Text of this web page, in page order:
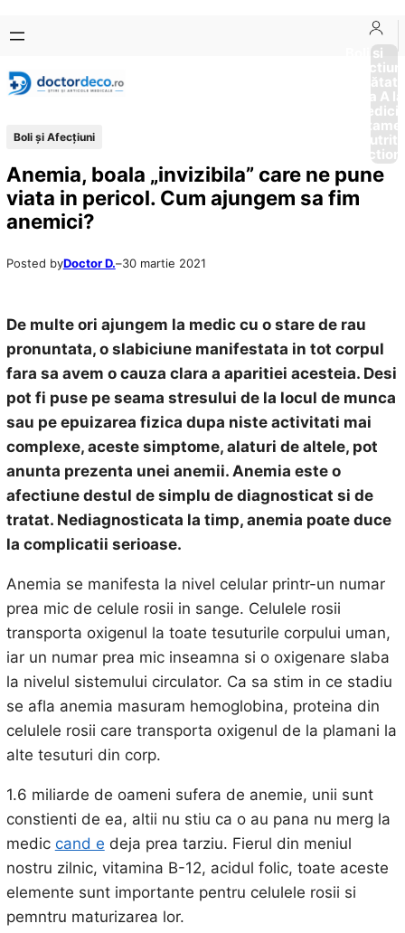
conținut
content
Boli si
Afectiuni
Sănătate
de la A
Boli și Afecțiuni
Anemia, boala „invizibila” care ne pune
viata in pericol. Cum ajungem sa fim
anemici?
Posted byDoctor D.–30 martie 2021
De multe ori ajungem la medic cu o stare de rau
pronuntata, o slabiciune manifestata in tot corpul
fara sa avem o cauza clara a aparitiei acesteia. Desi
pot fi puse pe seama stresului de la locul de munca
sau pe epuizarea fizica dupa niste activitati mai
complexe, aceste simptome, alaturi de altele, pot
anunta prezenta unei anemii. Anemia este o
afectiune destul de simplu de diagnosticat si de
tratat. Nediagnosticata la timp, anemia poate duce
la complicatii serioase.
Anemia se manifesta la nivel celular printr-un numar
prea mic de celule rosii in sange. Celulele rosii
transporta oxigenul la toate tesuturile corpului uman,
iar un numar prea mic inseamna si o oxigenare slaba
la nivelul sistemului circulator. Ca sa stim in ce stadiu
se afla anemia masuram hemoglobina, proteina din
celulele rosii care transporta oxigenul de la plamani la
alte tesuturi din corp.
1.6 miliarde de oameni sufera de anemie, unii sunt
constienti de ea, altii nu stiu ca o au pana nu merg la
medic cand e deja prea tarziu. Fierul din meniul
nostru zilnic, vitamina B-12, acidul folic, toate aceste
elemente sunt importante pentru celulele rosii si
pemntru maturizarea lor.